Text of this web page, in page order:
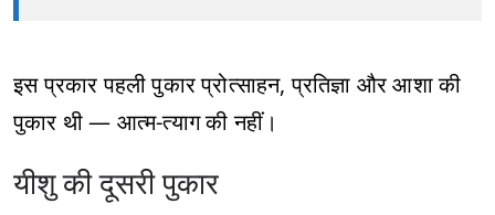
इस प्रकार पहली पुकार प्रोत्साहन, प्रतिज्ञा और आशा की
पुकार थी — आत्म-त्याग की नहीं।
यीशु की दूसरी पुकार